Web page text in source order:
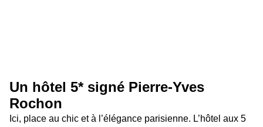
Un hôtel 5* signé Pierre-Yves
Rochon
Ici, place au chic et à l’élégance parisienne. L’hôtel aux 5